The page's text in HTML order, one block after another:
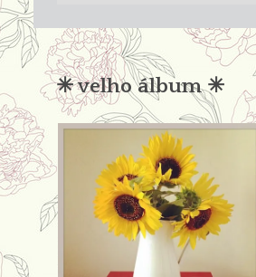
condena
✳︎ velho álbum ✳︎